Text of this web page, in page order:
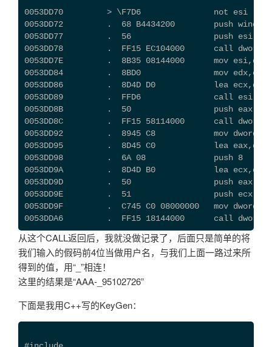
0053DD70         > \F7D6               not esi
0053DD72         .  68 B4434200        push
0053DD77         .  56                 push esi
0053DD78         .  FF15 EC104000      call
0053DD7E         .  8B35 08144000      mov
0053DD84         .  8BD0               mov edx,eax
0053DD86         .  8D4D D0            lea
0053DD89         .  FFD6               call esi
0053DD8B         .  50                 push eax
0053DD8C         .  FF15 58114000      call dword
0053DD92         .  8945 C8            mov
0053DD95         .  8D45 C0            lea
0053DD98         .  6A 08              push 8
0053DD9A         .  8D4D B0            lea
0053DD9D         .  50                 push eax
0053DD9E         .  51                 push ecx
0053DD9F         .  C745 C0 08000000   mov
0053DDA6         .  FF15 18144000      call dword
从这个CALL返回后，我就没做记录了，后面只是简单的将
我们输入的假码前4位当做用户名，与我们上面一路过来所
得到的值，用“_”相连！
这里的结果是“AAA-_95102726”
下面是我用C++写的KeyGen：